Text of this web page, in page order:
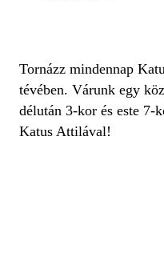
Tornázz mindennap
tévében. Várunk egy
délután 3-kor és este
Katus Attilával!